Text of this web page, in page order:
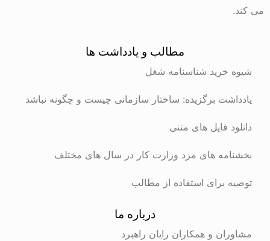
می کند.
مطالب و یادداشت ها
شیوه خرید شناسنامه شغل
یادداشت برگزیده: ساختار سازمانی چیست و چگونه نباشد
دانلود فایل های متنی
بخشنامه های مزد وزارت کار در سال های مختلف
توصیه برای استفاده از مطالب
درباره ما
مشاوران و همکاران رایان راهبرد